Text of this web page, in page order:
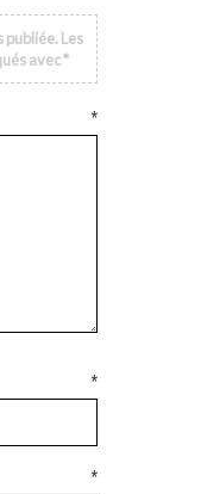
publiée. Les
avec*
*
*
*